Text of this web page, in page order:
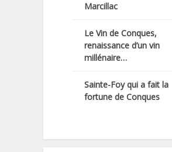
Marcillac
Le Vin de Conques,
renaissance d’un vin
millénaire…
Sainte-Foy qui a fait la
fortune de Conques